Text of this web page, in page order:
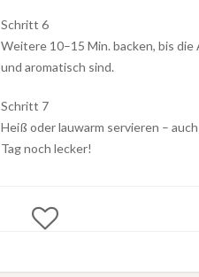
Schritt 6
Weitere 10–15 Min. backen, bis
und aromatisch sind.
Schritt 7
Heiß oder lauwarm servieren –
Tag noch lecker!